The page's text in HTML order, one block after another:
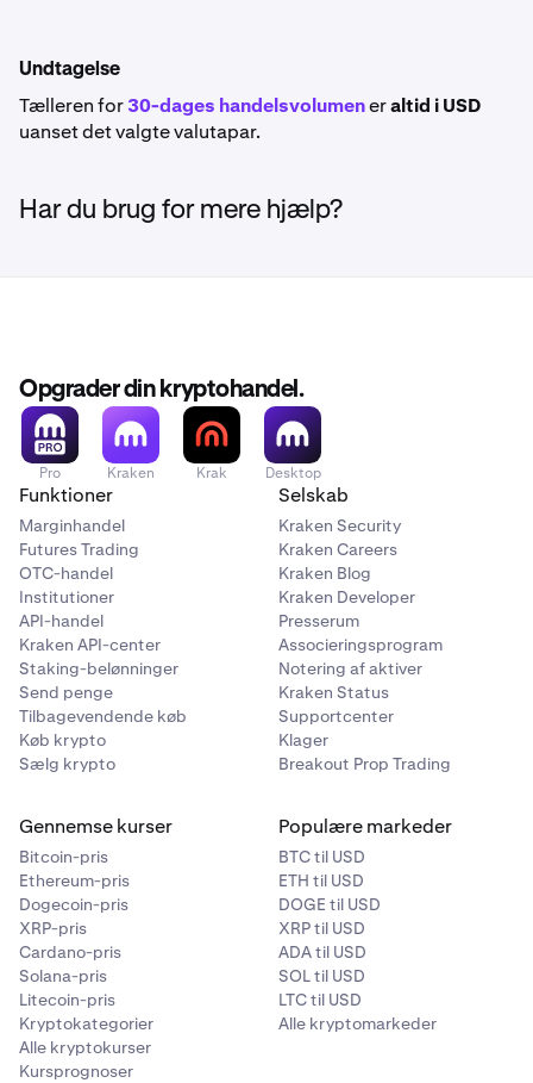
Undtagelse
Tælleren for30-dages handelsvolumeneraltid i USD
uanset det valgte valutapar.
Har du brug for mere hjælp?
Opgrader din kryptohandel.
Pro Kraken Krak Desktop
Funktioner
Marginhandel
Futures Trading
OTC-handel
Institutioner
API-handel
Kraken API-center
Staking-belønninger
Send penge
Tilbagevendende køb
Køb krypto
Sælg krypto
Selskab
Kraken Security
Kraken Careers
Kraken Blog
Kraken Developer
Presserum
Associeringsprogram
Notering af aktiver
Kraken Status
Supportcenter
Klager
Breakout Prop Trading
Gennemse kurser
Bitcoin-pris
Ethereum-pris
Dogecoin-pris
XRP-pris
Cardano-pris
Solana-pris
Litecoin-pris
Kryptokategorier
Alle kryptokurser
Kursprognoser
Populære markeder
BTC til USD
ETH til USD
DOGE til USD
XRP til USD
ADA til USD
SOL til USD
LTC til USD
Alle kryptomarkeder